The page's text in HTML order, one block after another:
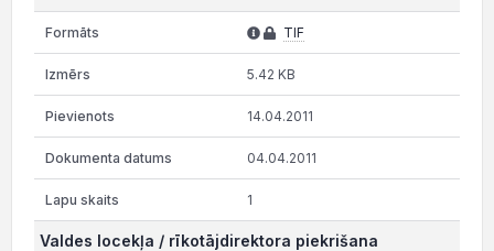
TIF
5.42 KB
14.04.2011
04.04.2011
1
Valdes locekļa / rīkotājdirektora piekrišana